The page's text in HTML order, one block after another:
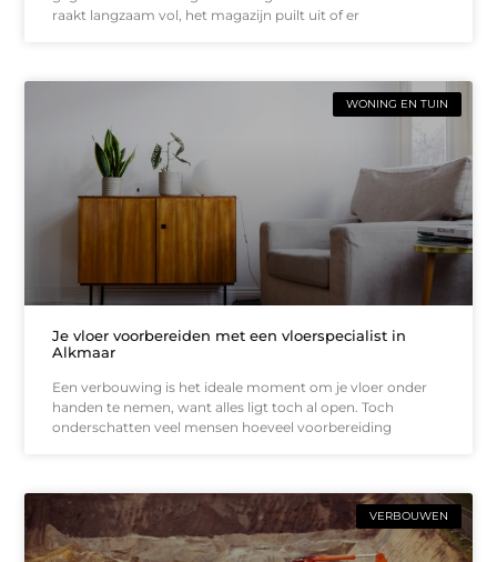
raakt langzaam vol, het magazijn puilt uit of er
WONING EN TUIN
Je vloer voorbereiden met een vloerspecialist in
Alkmaar
Een verbouwing is het ideale moment om je vloer onder
handen te nemen, want alles ligt toch al open. Toch
onderschatten veel mensen hoeveel voorbereiding
VERBOUWEN